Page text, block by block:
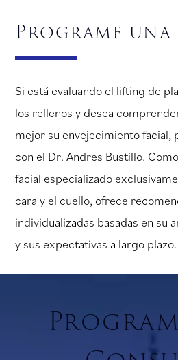
Programe
Si está evaluando el lifting de
los rellenos y desea
mejor su envejecimiento facial,
con el Dr. Andres Bustillo.
facial especializado
cara y el cuello, ofrece
individualizadas basadas en su
y sus expectativas a largo plazo.